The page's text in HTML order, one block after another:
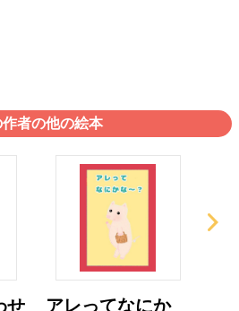
作者の他の絵本
せ
アレってなにか